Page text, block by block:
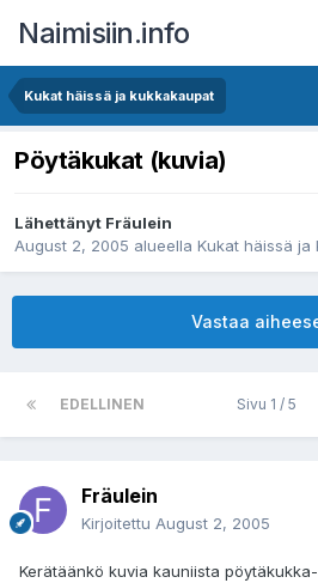
Naimisiin.info
Kukat häissä ja kukkakaupat
Pöytäkukat (kuvia)
Lähettänyt Fräulein
August 2, 2005 alueella Kukat häissä ja
Vastaa
EDELLINEN Sivu 1 / 5
Fräulein
Kirjoitettu August 2, 2005
Kerätäänkö kuvia kauniista